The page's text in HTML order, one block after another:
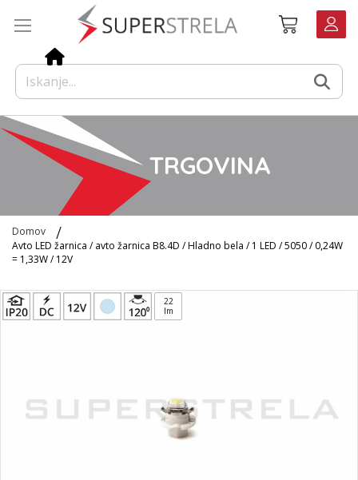
Košarica
TRGOVINA
Domov
Avto LED žarnica / avto žarnica B8.4D / Hladno bela / 1 LED / 5050 / 0,24W
= 1,33W / 12V
Preskoči
na
22
lm